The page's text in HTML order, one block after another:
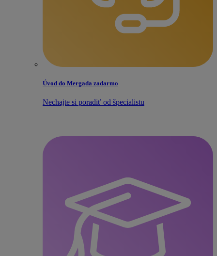
Úvod do Mergada zadarmo
Nechajte si poradiť od špecialistu